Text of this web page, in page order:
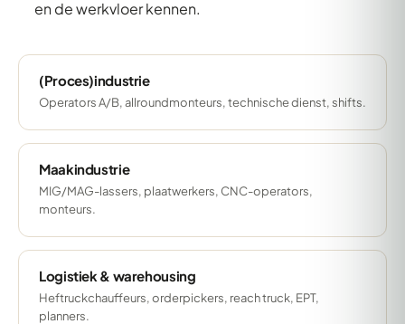
en de werkvloer kennen.
(Proces)industrie
Operators A/B, allroundmonteurs, technische dienst, shifts.
Maakindustrie
MIG/MAG-lassers, plaatwerkers, CNC-operators,
monteurs.
Logistiek & warehousing
Heftruckchauffeurs, orderpickers, reach truck, EPT,
planners.